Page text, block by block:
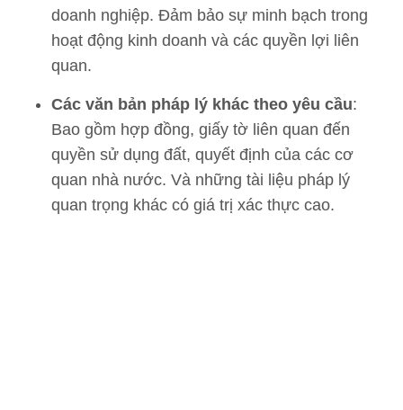
doanh nghiệp. Đảm bảo sự minh bạch trong
hoạt động kinh doanh và các quyền lợi liên
quan.
Các văn bản pháp lý khác theo yêu cầu:
Bao gồm hợp đồng, giấy tờ liên quan đến
quyền sử dụng đất, quyết định của các cơ
quan nhà nước. Và những tài liệu pháp lý
quan trọng khác có giá trị xác thực cao.